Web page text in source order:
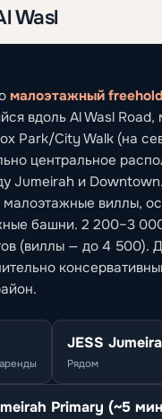
Wasl
малоэтажный
вдоль Al Wasl
Park/City Walk (на
центральное
Jumeirah и
малоэтажные виллы,
башни. 2 200–3
(виллы — до 4 500).
JESS
Рядом
Primary (~5